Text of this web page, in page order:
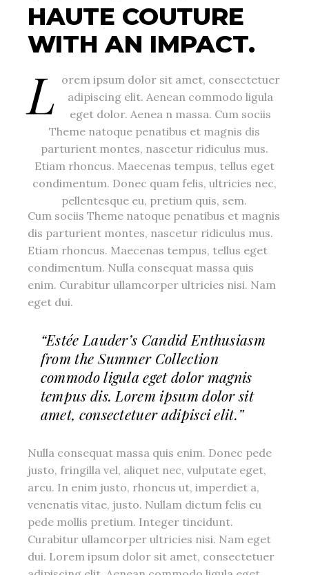
HAUTE COUTURE
WITH AN IMPACT.
L orem ipsum dolor sit amet, consectetuer
adipiscing elit. Aenean commodo ligula
eget dolor. Aenea n massa. Cum sociis
Theme natoque penatibus et magnis dis
parturient montes, nascetur ridiculus mus.
Etiam rhoncus. Maecenas tempus, tellus eget
condimentum. Donec quam felis, ultricies nec,
pellentesque eu, pretium quis, sem.
Cum sociis Theme natoque penatibus et magnis
dis parturient montes, nascetur ridiculus mus.
Etiam rhoncus. Maecenas tempus, tellus eget
condimentum. Nulla consequat massa quis
enim. Curabitur ullamcorper ultricies nisi. Nam
eget dui.
“Estée Lauder’s Candid Enthusiasm
from the Summer Collection
commodo ligula eget dolor magnis
tempus dis. Lorem ipsum dolor sit
amet, consectetuer adipisci elit.”
Nulla consequat massa quis enim. Donec pede
justo, fringilla vel, aliquet nec, vulputate eget,
arcu. In enim justo, rhoncus ut, imperdiet a,
venenatis vitae, justo. Nullam dictum felis eu
pede mollis pretium. Integer tincidunt.
Curabitur ullamcorper ultricies nisi. Nam eget
dui. Lorem ipsum dolor sit amet, consectetuer